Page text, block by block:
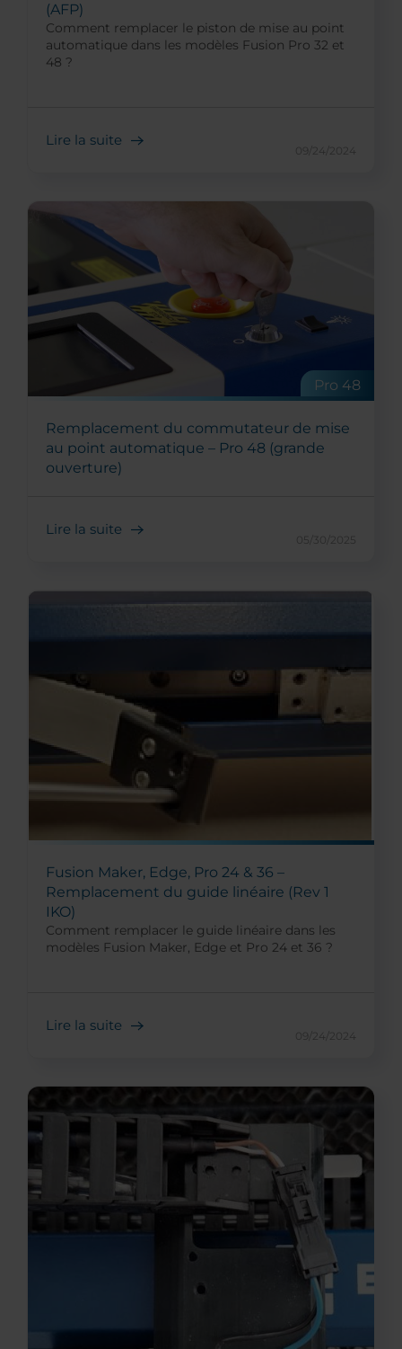
(AFP)
Comment remplacer le piston de mise au point
automatique dans les modèles Fusion Pro 32 et
48 ?
Lire la suite
09/24/2024
Pro 48
Remplacement du commutateur de mise
au point automatique – Pro 48 (grande
ouverture)
Lire la suite
05/30/2025
Fusion Maker, Edge, Pro 24 & 36 –
Remplacement du guide linéaire (Rev 1
IKO)
Comment remplacer le guide linéaire dans les
modèles Fusion Maker, Edge et Pro 24 et 36 ?
Lire la suite
09/24/2024